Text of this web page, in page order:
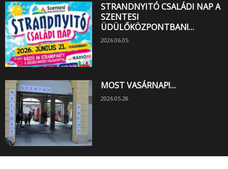
STRANDNYITÓ CSALÁDI NAP A
SZENTESI
ÜDÜLŐKÖZPONTBAN!…
2026.06.05.
MOST VASÁRNAP!…
2026.05.28.